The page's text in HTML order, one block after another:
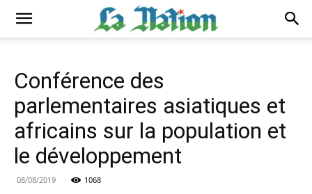
Conférence des
parlementaires asiatiques et
africains sur la population et
le développement
08/08/2019 1068